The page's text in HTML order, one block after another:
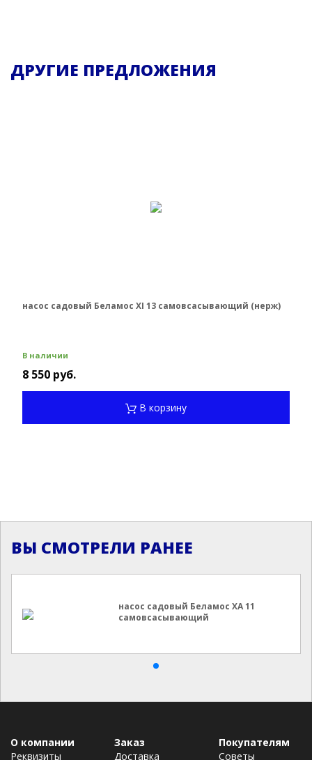
ДРУГИЕ ПРЕДЛОЖЕНИЯ
насос садовый Беламос XI 13 самовсасывающий (нерж)
В наличии
8 550 руб.
В корзину
ВЫ СМОТРЕЛИ РАНЕЕ
насос садовый Беламос XA 11
самовсасывающий
О компании
Реквизиты
Заказ
Доставка
Покупателям
Советы